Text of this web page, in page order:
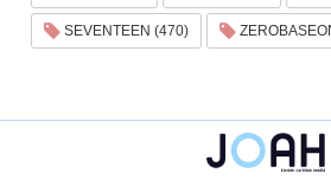
SEVENTEEN (470)